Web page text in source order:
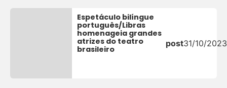
Espetáculo bilíngue
português/Libras
homenageia grandes
atrizes do teatro
brasileiro
post31/10/2023